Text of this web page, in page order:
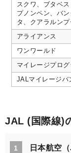
スクワ、ブタベ
プノンペン、バ
タ、クアラルン
アライアンス
ワンワールド
マイレージプログ
JALマイレージ
JAL (国際線)
1 日本航空